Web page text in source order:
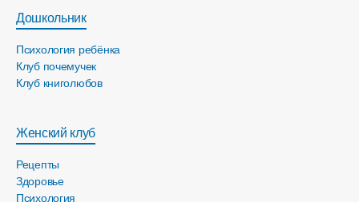
Дошкольник
Психология ребёнка
Клуб почемучек
Клуб книголюбов
Женский клуб
Рецепты
Здоровье
Психология